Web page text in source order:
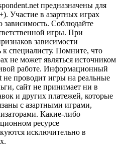
предназначены для
Участие в азартных играх
зависимость. Соблюдайте
игры. При
зависимости
к специалисту. Помните, что
не может являться источником
работе. Информационный
не проводит игры на реальные
сайт не принимает ни в
и других платежей, которые
с азартными играми,
Какие-либо
ресурсе
исключительно в